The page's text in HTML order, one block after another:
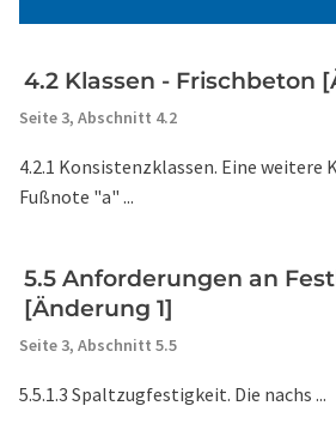
4.2 Klassen - Frischbeton
Seite 3, Abschnitt 4.2
4.2.1 Konsistenzklassen. Eine weitere
Fußnote "a" ...
5.5 Anforderungen an
[Änderung 1]
Seite 3, Abschnitt 5.5
5.5.1.3 Spaltzugfestigkeit. Die nachs ...